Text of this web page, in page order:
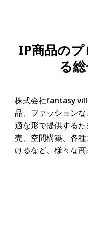
IP商品の
る
株式会社fantasy
品、ファッション
適な形で提供する
売、空間構築、各
けるなど、様々な商